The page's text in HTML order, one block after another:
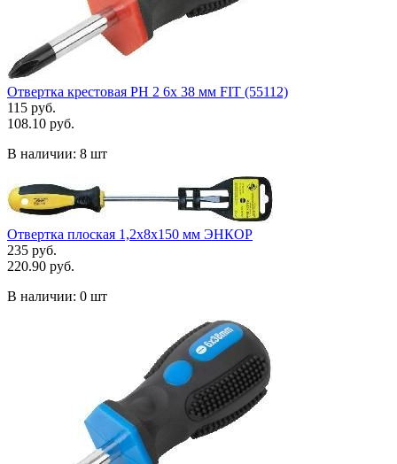
Отвертка крестовая РН 2 6х 38 мм FIT (55112)
115 руб.
108.10 руб.
В наличии: 8 шт
Отвертка плоская 1,2х8х150 мм ЭНКОР
235 руб.
220.90 руб.
В наличии: 0 шт